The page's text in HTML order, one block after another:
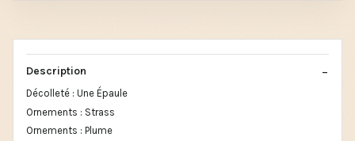
Description
Décolleté : Une Épaule
Ornements : Strass
Ornements : Plume